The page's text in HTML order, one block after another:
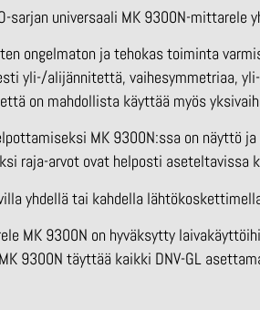
sarjan universaali MK 9300N-
ongelmaton ja tehokas toiminta
yli-/alijännitettä, vaihesymmetriaa,
on mahdollista käyttää myös
MK 9300N:ssa on näyttö
raja-arvot ovat helposti aseteltavissa
yhdellä tai kahdella
MK 9300N on hyväksytty
9300N täyttää kaikki DNV-GL